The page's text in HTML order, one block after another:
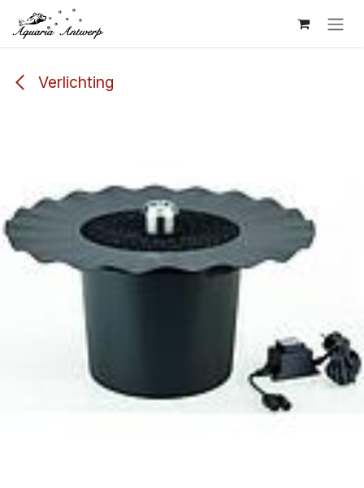
Overslaan naar inhoud
Verlichting